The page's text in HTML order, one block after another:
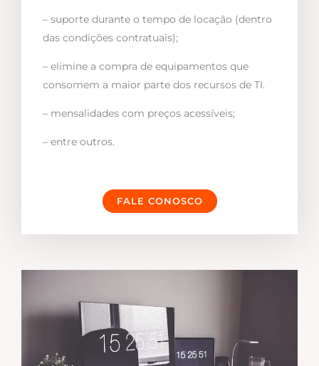
– suporte durante o tempo de locação (dentro
das condições contratuais);
– elimine a compra de equipamentos que
consomem a maior parte dos recursos de TI.
– mensalidades com preços acessíveis;
– entre outros.
FALE CONOSCO